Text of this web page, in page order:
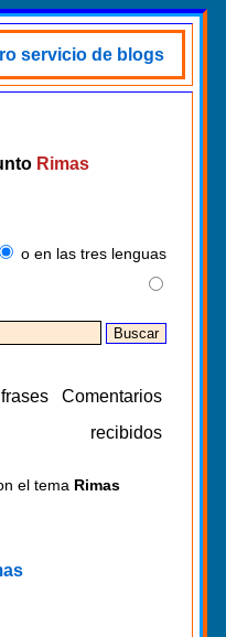
servicio de blogs
Rimas
o en las tres lenguas
Comentarios
recibidos
el tema Rimas